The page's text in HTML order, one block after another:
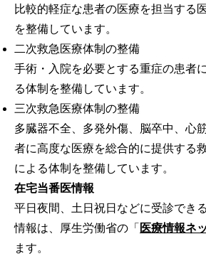
比較的軽症な患者の医療を担当する
を整備しています。
二次救急医療体制の整備
手術・入院を必要とする重症の患者
る体制を整備しています。
三次救急医療体制の整備
多臓器不全、多発外傷、脳卒中、心
者に高度な医療を総合的に提供する
による体制を整備しています。
在宅当番医情報
平日夜間、土日祝日などに受診でき
情報は、厚生労働省の「 医療情報ネ
ます。